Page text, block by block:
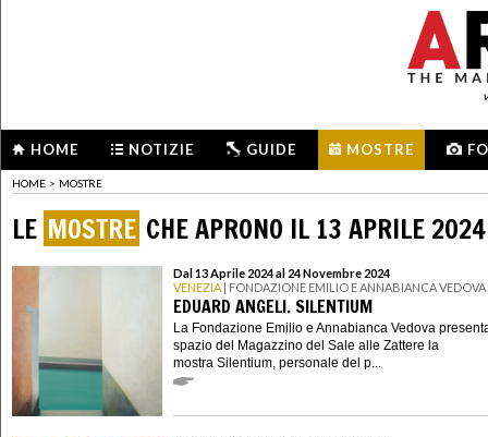
HOME NOTIZIE GUIDE MOSTRE
HOME > MOSTRE
LE MOSTRE CHE APRONO IL 13 APRILE 2024
Dal 13 Aprile 2024 al 24 Novembre 2024
VENEZIA | FONDAZIONE EMILIO E ANNABIANCA VEDOVA
EDUARD ANGELI. SILENTIUM
La Fondazione Emilio e Annabianca Vedova
spazio del Magazzino del Sale alle Zattere la
mostra Silentium, personale del p...